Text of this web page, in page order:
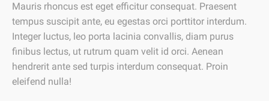
Mauris rhoncus est eget efficitur consequat. Praesent
tempus suscipit ante, eu egestas orci porttitor interdum.
Integer luctus, leo porta lacinia convallis, diam purus
finibus lectus, ut rutrum quam velit id orci. Aenean
hendrerit ante sed turpis interdum consequat. Proin
eleifend nulla!